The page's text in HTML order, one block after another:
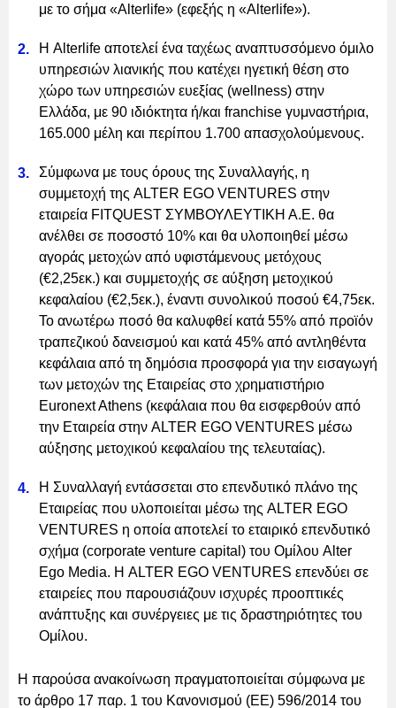
με το σήμα «Alterlife» (εφεξής η «Alterlife»).
Η Alterlife αποτελεί ένα ταχέως αναπτυσσόμενο όμιλο
υπηρεσιών λιανικής που κατέχει ηγετική θέση στο
χώρο των υπηρεσιών ευεξίας (wellness) στην
Ελλάδα, με 90 ιδιόκτητα ή/και franchise γυμναστήρια,
165.000 μέλη και περίπου 1.700 απασχολούμενους.
Σύμφωνα με τους όρους της Συναλλαγής, η
συμμετοχή της ALTER EGO VENTURES στην
εταιρεία FITQUEST ΣΥΜΒΟΥΛΕΥΤΙΚΗ Α.Ε. θα
ανέλθει σε ποσοστό 10% και θα υλοποιηθεί μέσω
αγοράς μετοχών από υφιστάμενους μετόχους
(€2,25εκ.) και συμμετοχής σε αύξηση μετοχικού
κεφαλαίου (€2,5εκ.), έναντι συνολικού ποσού €4,75εκ.
Το ανωτέρω ποσό θα καλυφθεί κατά 55% από προϊόν
τραπεζικού δανεισμού και κατά 45% από αντληθέντα
κεφάλαια από τη δημόσια προσφορά για την εισαγωγή
των μετοχών της Εταιρείας στο χρηματιστήριο
Euronext Athens (κεφάλαια που θα εισφερθούν από
την Εταιρεία στην ALTER EGO VENTURES μέσω
αύξησης μετοχικού κεφαλαίου της τελευταίας).
Η Συναλλαγή εντάσσεται στο επενδυτικό πλάνο της
Εταιρείας που υλοποιείται μέσω της ALTER EGO
VENTURES η οποία αποτελεί το εταιρικό επενδυτικό
σχήμα (corporate venture capital) του Ομίλου Alter
Ego Media. Η ALTER EGO VENTURES επενδύει σε
εταιρείες που παρουσιάζουν ισχυρές προοπτικές
ανάπτυξης και συνέργειες με τις δραστηριότητες του
Ομίλου.
Η παρούσα ανακοίνωση πραγματοποιείται σύμφωνα με
το άρθρο 17 παρ. 1 του Κανονισμού (ΕΕ) 596/2014 του